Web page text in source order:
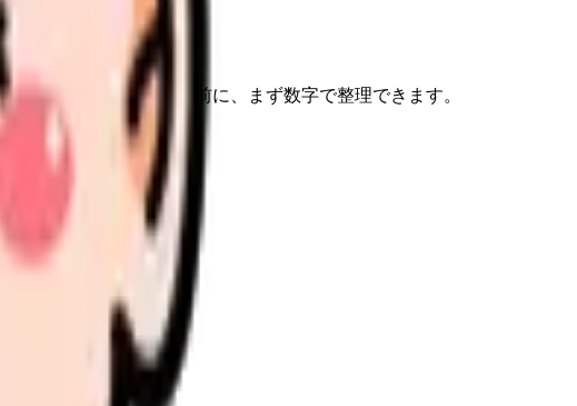
えます。転職相談の前に、まず数字で整理できます。